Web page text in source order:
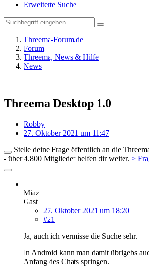
Erweiterte Suche
Threema-Forum.de
Forum
Threema, News & Hilfe
News
Threema Desktop 1.0
Robby
27. Oktober 2021 um 11:47
Stelle deine Frage öffentlich an die
- über 4.800 Mitglieder helfen dir weiter. >
Miaz
Gast
27. Oktober 2021 um 18:20
#21
Ja, auch ich vermisse die Suche sehr.
In Android kann man damit übrigebs
Anfang des Chats springen.